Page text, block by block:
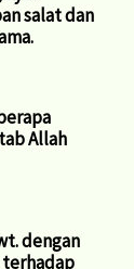
salat dan
Allah
dengan
terhadap